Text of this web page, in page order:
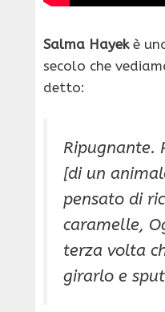
Salma Hayekè
secolo che
detto:
Ripugnante.
[di un
pensato di
caramelle,
terza volta
girarlo e